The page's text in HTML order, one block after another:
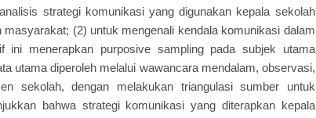
strategi komunikasi yang digunakan kepala sekolah
(2) untuk mengenali kendala komunikasi dalam
ini menerapkan purposive sampling pada subjek utama
utama diperoleh melalui wawancara mendalam, observasi,
sekolah, dengan melakukan triangulasi sumber untuk
bahwa strategi komunikasi yang diterapkan kepala